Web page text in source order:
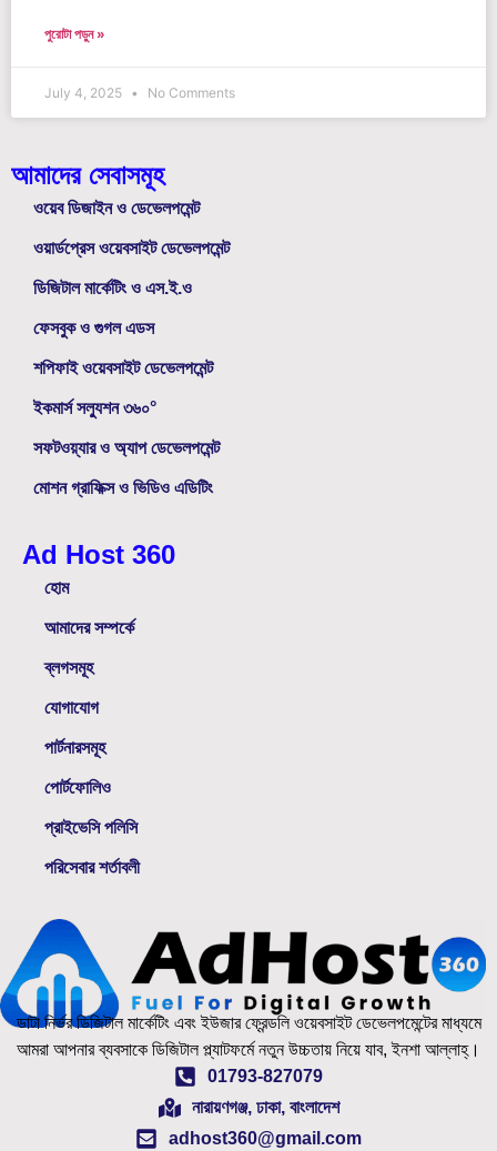
পুরোটা পড়ুন »
July 4, 2025 No Comments
ডাটা নির্ভর ডিজিটাল মার্কেটিং এবং ইউজার ফ্রেন্ডলি ওয়েবসাইট ডেভেলপমেন্টের মাধ্যমে
আমরা আপনার ব্যবসাকে ডিজিটাল প্ল্যাটফর্মে নতুন উচ্চতায় নিয়ে যাব, ইনশা আল্লাহ্‌।
01793-827079
নারায়ণগঞ্জ, ঢাকা, বাংলাদেশ
adhost360@gmail.com
Ad Host 360
হোম
আমাদের সম্পর্কে
ব্লগসমূহ
যোগাযোগ
পার্টনারসমূহ
পোর্টফোলিও
প্রাইভেসি পলিসি
পরিসেবার শর্তাবলী
আমাদের সেবাসমূহ
ওয়েব ডিজাইন ও ডেভেলপমেন্ট
ওয়ার্ডপ্রেস ওয়েবসাইট ডেভেলপমেন্ট
ডিজিটাল মার্কেটিং ও এস.ই.ও
ফেসবুক ও গুগল এডস
শপিফাই ওয়েবসাইট ডেভেলপমেন্ট
ইকমার্স সল্যুশন ৩৬০°
সফটওয়্যার ও অ্যাপ ডেভেলপমেন্ট
মোশন গ্রাফিক্স ও ভিডিও এডিটিং